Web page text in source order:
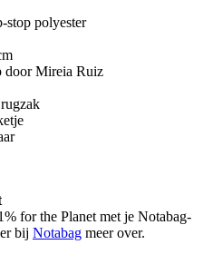
stop polyester
door Mireia Ruiz
for the Planet met je Notabag-
bij Notabag meer over.